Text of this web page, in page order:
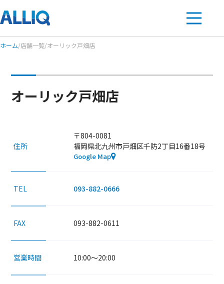
ホーム/店舗一覧/オーリック戸畑店
オーリック戸畑店
住所
〒804-0081
福岡県北九州市戸畑区千防2丁目16番18号
Google Map
TEL 093-882-0666
FAX 093-882-0611
営業時間 10:00～20:00